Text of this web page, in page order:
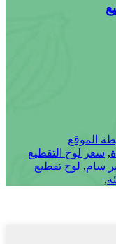
الموقع
, سعر لوح التقطيع
سام, لوح تقطيع
,